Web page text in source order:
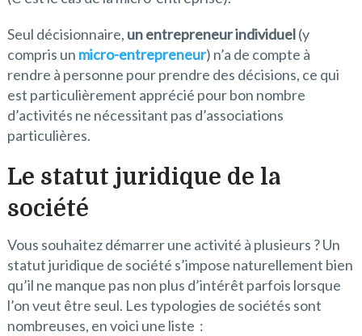
Seul décisionnaire, un entrepreneur individuel(y
compris un micro-entrepreneur) n’a de compte à
rendre à personne pour prendre des décisions, ce qui
est particulièrement apprécié pour bon nombre
d’activités ne nécessitant pas d’associations
particulières.
Le statut juridique de la
société
Vous souhaitez démarrer une activité à plusieurs ? Un
statut juridique de société s’impose naturellement bien
qu’il ne manque pas non plus d’intérêt parfois lorsque
l’on veut être seul. Les typologies de sociétés sont
nombreuses, en voici une liste :